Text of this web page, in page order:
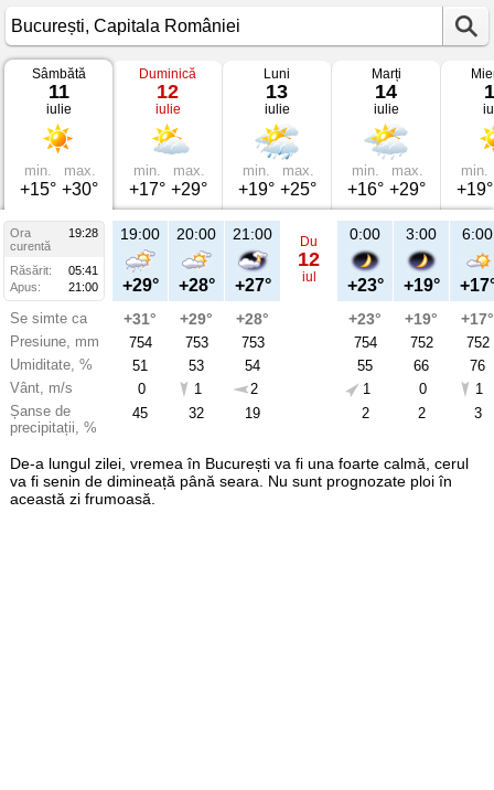
Vremea
București
2026
Capitala
României
Sâmbătă
11
iulie
min.
+15°
max.
+30°
Duminică
12
iulie
min.
+17°
max.
+29°
Luni
13
iulie
min.
+19°
max.
+25°
Marți
14
iulie
min.
+16°
max.
+29°
min.
+19°
Ora
19:28
curentă
Răsărit:
05:41
Apus:
21:00
Se simte ca
Presiune, mm
Umiditate, %
Vânt, m/s
Șanse de
precipitații, %
19:00
+29°
+31°
754
51
0
45
20:00
+28°
+29°
753
53
1
32
21:00
+27°
+28°
753
54
2
19
Du
12
iul
0:00
+23°
+23°
754
55
1
2
3:00
+19°
+19°
752
66
0
2
6:00
+17°
752
76
1
3
De-a lungul zilei, vremea în București va fi una foarte calmă, cerul
va fi senin de dimineață până seara. Nu sunt prognozate ploi în
această zi frumoasă.